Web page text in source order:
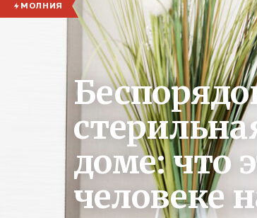
МОЛНИЯ
доме: что
человеке